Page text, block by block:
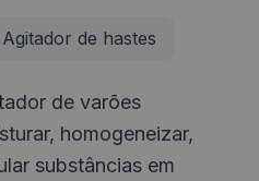
Agitador de hastes
de varões
homogeneizar,
substâncias em